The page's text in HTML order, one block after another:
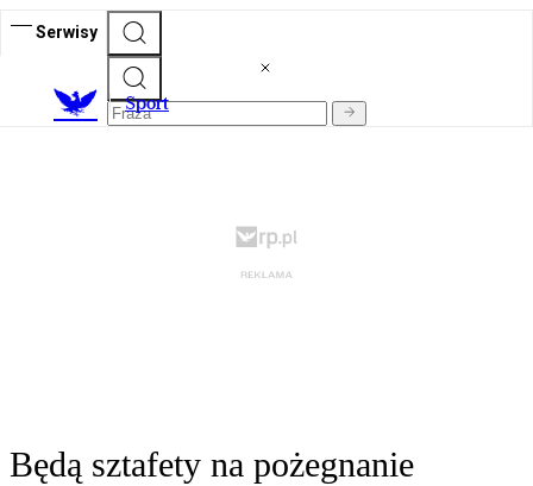
Serwisy
Sport
Będą sztafety na pożegnanie